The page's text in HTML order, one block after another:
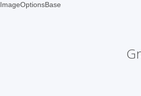
ImageOptionsBase